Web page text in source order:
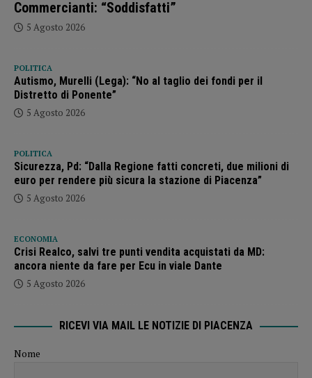
Commercianti: “Soddisfatti”
5 Agosto 2026
POLITICA
Autismo, Murelli (Lega): “No al taglio dei fondi per il
Distretto di Ponente”
5 Agosto 2026
POLITICA
Sicurezza, Pd: “Dalla Regione fatti concreti, due milioni di
euro per rendere più sicura la stazione di Piacenza”
5 Agosto 2026
ECONOMIA
Crisi Realco, salvi tre punti vendita acquistati da MD:
ancora niente da fare per Ecu in viale Dante
5 Agosto 2026
RICEVI VIA MAIL LE NOTIZIE DI PIACENZA
Nome